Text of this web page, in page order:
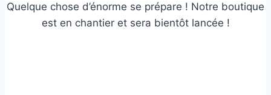
Quelque chose d’énorme se prépare ! Notre boutique
est en chantier et sera bientôt lancée !